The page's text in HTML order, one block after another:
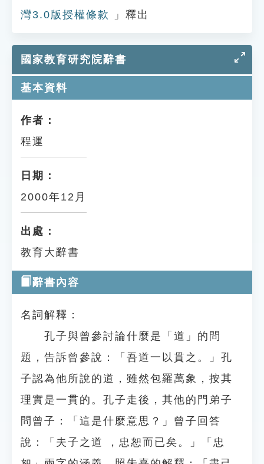
灣3.0版授權條款
」釋出
國家教育研究院辭書
基本資料
作者：
程運
日期：
2000年12月
出處：
教育大辭書
辭書內容
名詞解釋：
孔子與曾參討論什麼是「道」的問
題，告訴曾參說：「吾道一以貫之。」孔
子認為他所說的道，雖然包羅萬象，按其
理實是一貫的。孔子走後，其他的門弟子
問曾子：「這是什麼意思？」曾子回答
說：「夫子之道 ，忠恕而已矣。」「忠